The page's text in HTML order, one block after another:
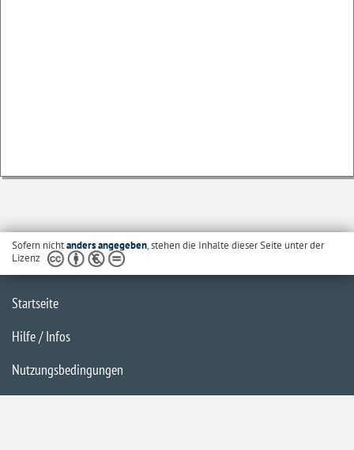
Sofern nichtanders angegeben, stehen die Inhalte dieser Seite unter der
Lizenz
Startseite
Hilfe / Infos
Nutzungsbedingungen